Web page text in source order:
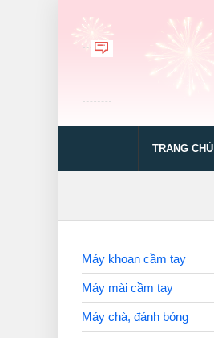
TRANG CHỦ
Máy khoan cầm tay
Máy mài cầm tay
Máy chà, đánh bóng